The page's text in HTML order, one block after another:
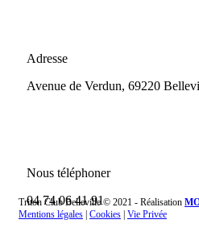
Adresse
Avenue de Verdun, 69220
Nous téléphoner
04 74 06 41 91
Triton Club Belleville © 2021 - Réalisation
Mentions légales Cookies Vie Privée